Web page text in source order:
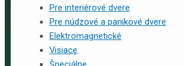
Pre interiérové dvere
Pre núdzové a panikové dvere
Elektromagnetické
Visiace